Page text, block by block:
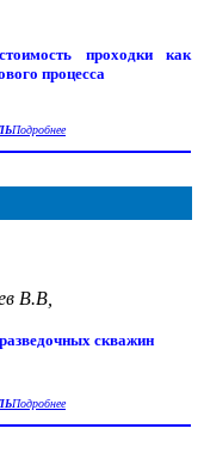
проходки как
процесса
Подробнее
В.В,
скважин
Подробнее